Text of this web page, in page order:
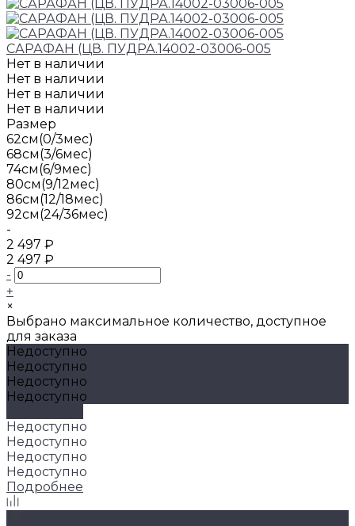
САРАФАН (ЦВ. ПУДРА.14002-03006-005
Нет в наличии
Нет в наличии
Нет в наличии
Нет в наличии
Размер
62см(0/3мес)
68см(3/6мес)
74см(6/9мес)
80см(9/12мес)
86см(12/18мес)
92см(24/36мес)
-
2 497 ₽
2 497 ₽
-
+
×
Выбрано максимальное количество, доступное
для заказа
Недоступно
Недоступно
Недоступно
Недоступно
Недоступно
Недоступно
Недоступно
Недоступно
Подробнее